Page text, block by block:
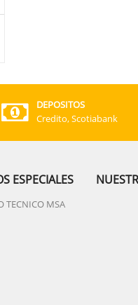
DEPOSITOS
Credito, Scotiabank
ESPECIALES
TECNICO MSA